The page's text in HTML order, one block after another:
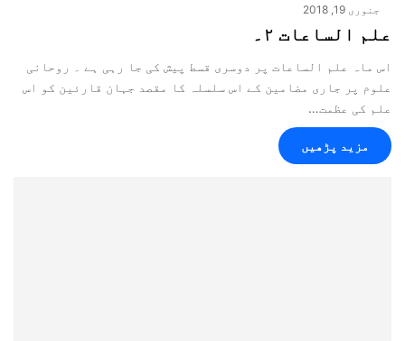
جنوری 19, 2018
علم الساعات ۲۔
اس ماہ علم الساعات پر دوسری قسط پیش کی جا رہی ہے ۔ روحانی
علوم پر جاری مضامین کے اس سلسلہ کا مقصد جہان قارئین کو اس
علم کی عظمت…
مزید پڑھیں